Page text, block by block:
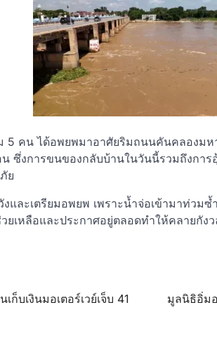
5 คน ได้อพยพมาอาศัยริมถนนคันคลองม
น ซึ่งการขนของกลับบ้านในวันนี้รวมถึงกา
ย
งและเตรียมอพยพ เพราะน้ำจ่อเข้ามาท่ว
ยเหลือและประกาศอยู่ตลอดทำให้คลายกังว
บเงินมอเตอร์เวย์เจ็บ 41 มูลนิธิอิ่ม